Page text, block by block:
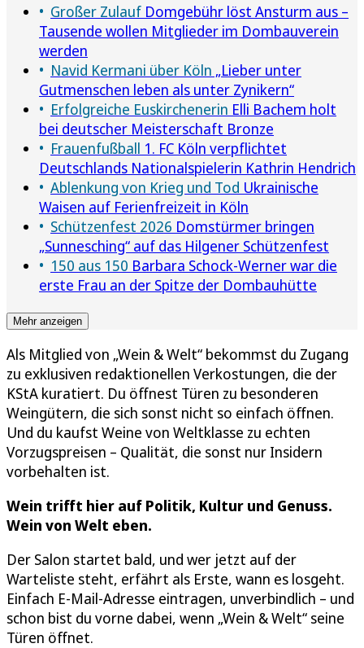
Großer Zulauf Domgebühr löst Ansturm aus –
Tausende wollen Mitglieder im Dombauverein
werden
Navid Kermani über Köln „Lieber unter
Gutmenschen leben als unter Zynikern“
Erfolgreiche Euskirchenerin Elli Bachem holt
bei deutscher Meisterschaft Bronze
Frauenfußball 1. FC Köln verpflichtet
Deutschlands Nationalspielerin Kathrin Hendrich
Ablenkung von Krieg und Tod Ukrainische
Waisen auf Ferienfreizeit in Köln
Schützenfest 2026 Domstürmer bringen
„Sunnesching“ auf das Hilgener Schützenfest
150 aus 150 Barbara Schock-Werner war die
erste Frau an der Spitze der Dombauhütte
Mehr anzeigen
Als Mitglied von „Wein & Welt“ bekommst du Zugang
zu exklusiven redaktionellen Verkostungen, die der
KStA kuratiert. Du öffnest Türen zu besonderen
Weingütern, die sich sonst nicht so einfach öffnen.
Und du kaufst Weine von Weltklasse zu echten
Vorzugspreisen – Qualität, die sonst nur Insidern
vorbehalten ist.
Wein trifft hier auf Politik, Kultur und Genuss.
Wein von Welt eben.
Der Salon startet bald, und wer jetzt auf der
Warteliste steht, erfährt als Erste, wann es losgeht.
Einfach E-Mail-Adresse eintragen, unverbindlich – und
schon bist du vorne dabei, wenn „Wein & Welt“ seine
Türen öffnet.